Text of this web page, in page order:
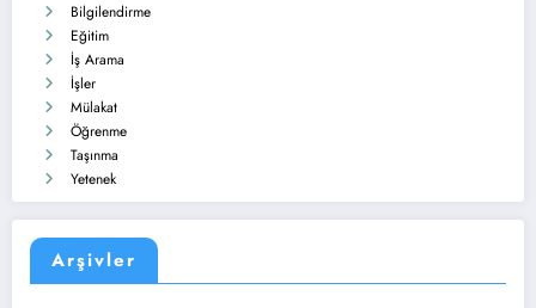
Bilgilendirme
Eğitim
İş Arama
İşler
Mülakat
Öğrenme
Taşınma
Yetenek
Arşivler